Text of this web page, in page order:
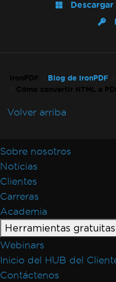
IronPDF Blog de IronPDF
Cómo convertir HTML a
Volver arriba
Sobre nosotros
Noticias
Clientes
Carreras
Academia
Herramientas gratuitas
Webinars
Inicio del HUB del
Contáctenos